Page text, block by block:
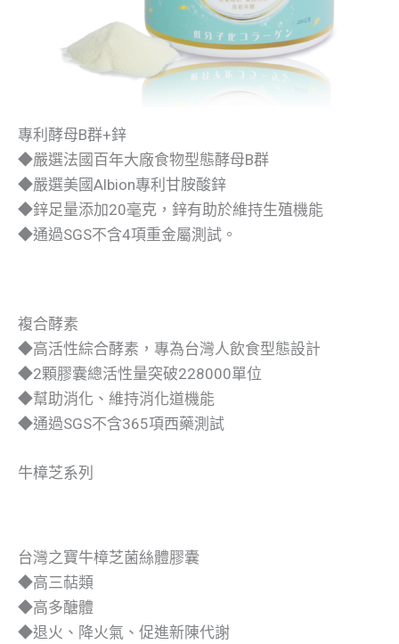
專利酵母B群+鋅
◆嚴選法國百年大廠食物型態酵母B群
◆嚴選美國Albion專利甘胺酸鋅
◆鋅足量添加20毫克，鋅有助於維持生殖機能
◆通過SGS不含4項重金屬測試。
複合酵素
◆高活性綜合酵素，專為台灣人飲食型態設計
◆2顆膠囊總活性量突破228000單位
◆幫助消化、維持消化道機能
◆通過SGS不含365項西藥測試
牛樟芝系列
台灣之寶牛樟芝菌絲體膠囊
◆高三萜類
◆高多醣體
◆退火、降火氣、促進新陳代謝